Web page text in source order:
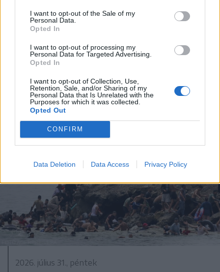
I want to opt-out of the Sale of my
Personal Data.
Opted In
I want to opt-out of processing my
Personal Data for Targeted Advertising.
Opted In
I want to opt-out of Collection, Use,
Retention, Sale, and/or Sharing of my
Personal Data that Is Unrelated with the
Purposes for which it was collected.
Opted Out
CONFIRM
Data Deletion Data Access Privacy Policy
2026. augusztus 08., szombat
A Tate-testvérek szabadlábra
helyezését kérik ügyvédeik
2026. július 31., péntek